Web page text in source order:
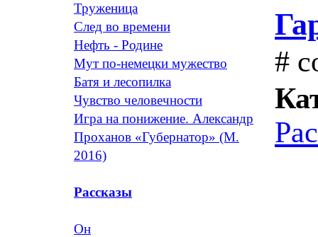
Труженица
След во времени
Нефть - Родине
Мут по-немецки мужество
Батя и лесопилка
Чувство человечности
Игра на понижение. Александр
Проханов «Губернатор» (М.
2016)
Рассказы
Он
#